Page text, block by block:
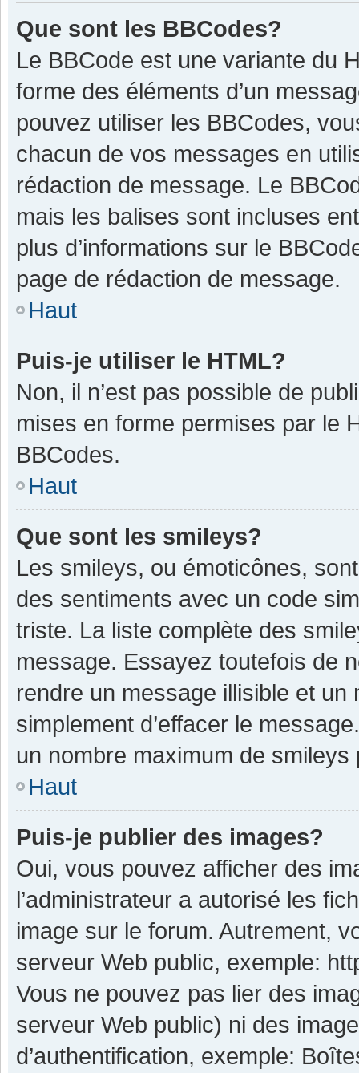
Que sont les BBCodes?
Le BBCode est une variante du
forme des éléments d’un
pouvez utiliser les BBCodes,
chacun de vos messages en
rédaction de message. Le
mais les balises sont incluses
plus d’informations sur le
page de rédaction de message.
Haut
Puis-je utiliser le HTML?
Non, il n’est pas possible de
mises en forme permises par le
BBCodes.
Haut
Que sont les smileys?
Les smileys, ou émoticônes,
des sentiments avec un code
triste. La liste complète des
message. Essayez toutefois de
rendre un message illisible et
simplement d’effacer le
un nombre maximum de smileys
Haut
Puis-je publier des images?
Oui, vous pouvez afficher des
l’administrateur a autorisé les
image sur le forum. Autrement,
serveur Web public, exemple:
Vous ne pouvez pas lier des
serveur Web public) ni des
d’authentification, exemple: